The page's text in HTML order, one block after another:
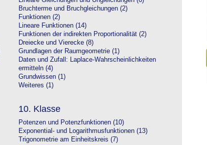
Bruchterme und Bruchgleichungen (2)
Funktionen (2)
Lineare Funktionen (14)
Funktionen der indirekten Proportionalität (2)
Dreiecke und Vierecke (8)
Grundlagen der Raumgeometrie (1)
Daten und Zufall: Laplace-Wahrscheinlichkeiten
ermitteln (4)
Grundwissen (1)
Weiteres (1)
10. Klasse
Potenzen und Potenzfunktionen (10)
Exponential- und Logarithmusfunktionen (13)
Trigonometrie am Einheitskreis (7)